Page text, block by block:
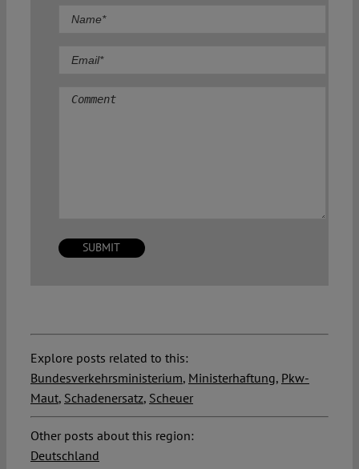
Comment
Explore posts related to this:
Bundesverkehrsministerium, Ministerhaftung, Pkw-
Maut, Schadenersatz, Scheuer
Other posts about this region:
Deutschland